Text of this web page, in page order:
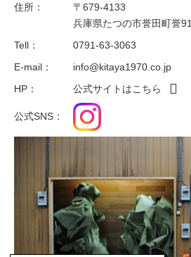
住所：
〒679-4133
兵庫県たつの市誉田町誉91
Tell：
0791-63-3063
E-mail：
info@kitaya1970.co.jp
HP：
公式サイトはこちら
公式SNS：